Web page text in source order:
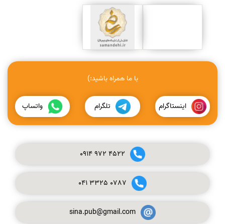
با ما همراه باشید:)
اینستاگرام تلگرام واتساپ
0914972 4522
041 3325 0787
sina.pub@gmail.com